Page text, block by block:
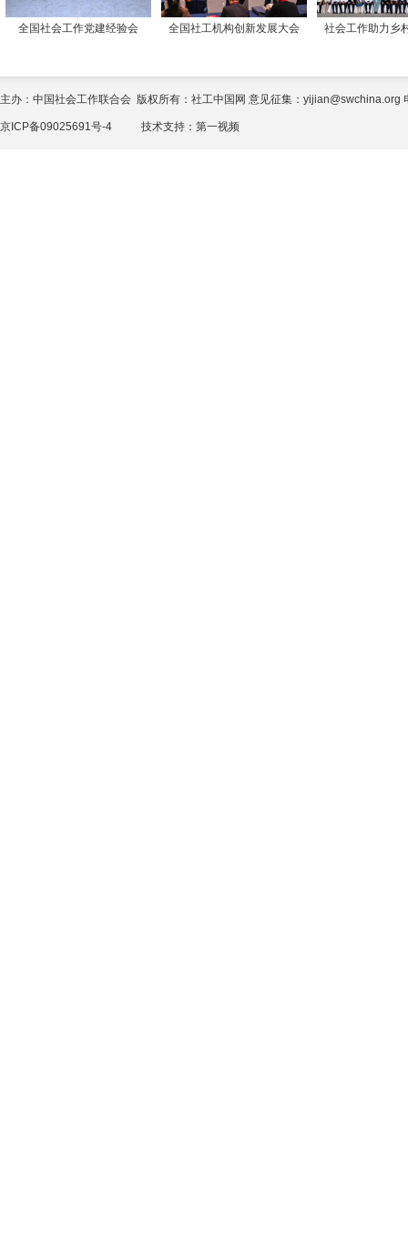
全国社会工作党建经验会 全国社工机构创新发展大会 社会工作助力乡
主办：中国社会工作联合会 版权所有：社工中国网 意见征集：yijian@swchina.org
京ICP备09025691号-4 技术支持： 第一视频